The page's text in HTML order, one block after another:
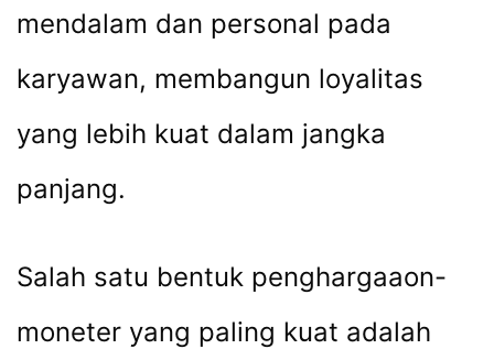
mendalam dan personal pada
karyawan, membangun loyalitas
yang lebih kuat dalam jangka
panjang.
Salah satu bentuk penghargaaon-
moneter yang paling kuat adalah